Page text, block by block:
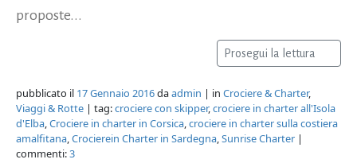
proposte...
Prosegui la lettura
pubblicato il 17 Gennaio 2016daadmin | in Crociere & Charter,
Viaggi & Rotte | tag:crociere con skipper,crociere in charter all'Isola
d'Elba,Crociere in charter in Corsica,crociere in charter sulla costiera
amalfitana,Crocierein Charter in Sardegna,Sunrise Charter |
commenti:3